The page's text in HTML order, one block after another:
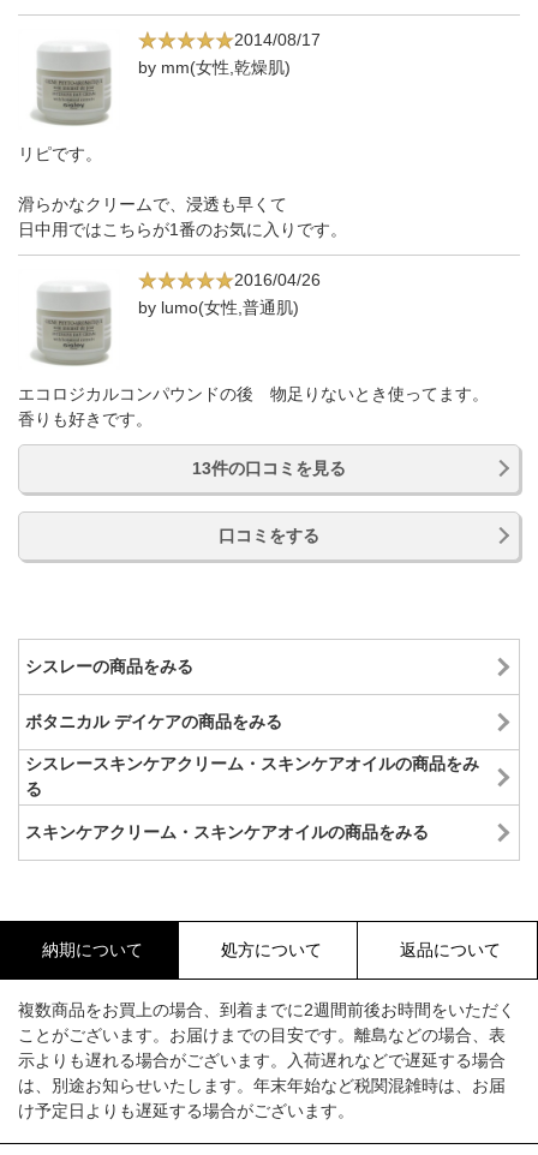
2014/08/17
by mm(女性,乾燥肌)
リピです。
滑らかなクリームで、浸透も早くて
日中用ではこちらが1番のお気に入りです。
2016/04/26
by lumo(女性,普通肌)
エコロジカルコンパウンドの後 物足りないとき使ってます。
香りも好きです。
13件の口コミを見る
口コミをする
シスレーの商品をみる
ボタニカル デイケアの商品をみる
シスレースキンケアクリーム・スキンケアオイルの商品をみ
る
スキンケアクリーム・スキンケアオイルの商品をみる
納期について 処方について 返品について
複数商品をお買上の場合、到着までに2週間前後お時間をいただく
ことがございます。お届けまでの目安です。離島などの場合、表
示よりも遅れる場合がございます。入荷遅れなどで遅延する場合
は、別途お知らせいたします。年末年始など税関混雑時は、お届
け予定日よりも遅延する場合がございます。